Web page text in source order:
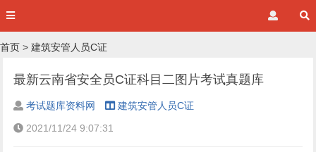
首页 > 建筑安管人员C证
最新云南省安全员C证科目二图片考试真题库
考试题库资料网
建筑安管人员C证
2021/11/24 9:07:31